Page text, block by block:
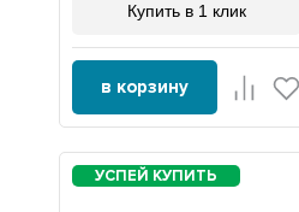
Купить в 1 клик
в корзину